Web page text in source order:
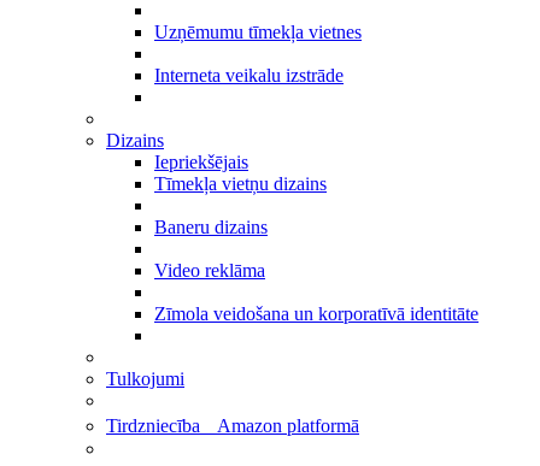
Uzņēmumu tīmekļa vietnes
Interneta veikalu izstrāde
Dizains
Iepriekšējais
Tīmekļa vietņu dizains
Baneru dizains
Video reklāma
Zīmola veidošana un korporatīvā identitāte
Tulkojumi
Tirdzniecība Amazon platformā